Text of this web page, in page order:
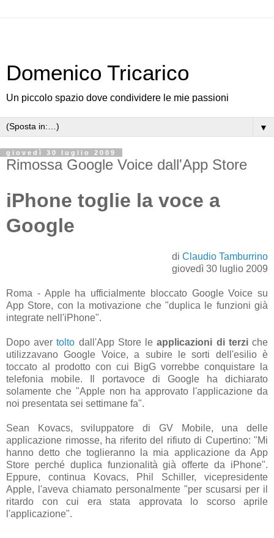
Domenico Tricarico
Un piccolo spazio dove condividere le mie passioni
▼
giovedì 30 luglio 2009
Rimossa Google Voice dall'App Store
iPhone toglie la voce a
Google
di Claudio Tamburrino
giovedì 30 luglio 2009
Roma - Apple ha ufficialmente bloccato Google Voice su
App Store, con la motivazione che "duplica le funzioni già
integrate nell'iPhone".
Dopo avertolto dall'App Store leapplicazioni di terziche
utilizzavano Google Voice, a subire le sorti dell'esilio è
toccato al prodotto con cui BigG vorrebbe conquistare la
telefonia mobile. Il portavoce di Google ha dichiarato
solamente che "Apple non ha approvato l'applicazione da
noi presentata sei settimane fa".
Sean Kovacs, sviluppatore di GV Mobile, una delle
applicazione rimosse, ha riferito del rifiuto di Cupertino: "Mi
hanno detto che toglieranno la mia applicazione da App
Store perché duplica funzionalità già offerte da iPhone".
Eppure, continua Kovacs, Phil Schiller, vicepresidente
Apple, l'aveva chiamato personalmente "per scusarsi per il
ritardo con cui era stata approvata lo scorso aprile
l'applicazione".